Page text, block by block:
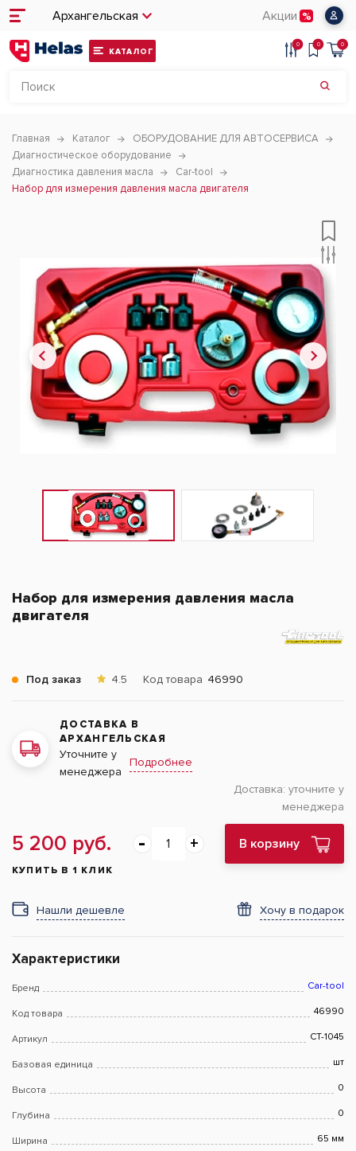
Архангельская Акции
КАТАЛОГ
0 0 0
Главная Каталог
ОБОРУДОВАНИЕ ДЛЯ АВТОСЕРВИСА
Диагностическое оборудование
Диагностика давления масла
Car-tool
Набор для измерения давления масла двигателя
Набор для измерения давления масла
двигателя
Под заказ 4.5 Код товара 46990
ДОСТАВКА В
АРХАНГЕЛЬСКАЯ
Уточните у
менеджера
Подробнее
Доставка: уточните у
менеджера
5 200 руб. В корзину
КУПИТЬ В 1 КЛИК
Нашли дешевле Хочу в подарок
Характеристики
Бренд Car-tool
Код товара 46990
Артикул CT-1045
Базовая единица шт
Высота 0
Глубина 0
Ширина 65 мм